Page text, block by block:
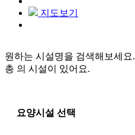
지도보기
원하는 시설명을 검색해보세요.
총 의 시설이 있어요.
요양시설 선택